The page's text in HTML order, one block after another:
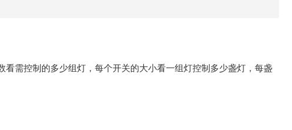
需控制的多少组灯，每个开关的大小看一组灯控制多少盏灯，每盏